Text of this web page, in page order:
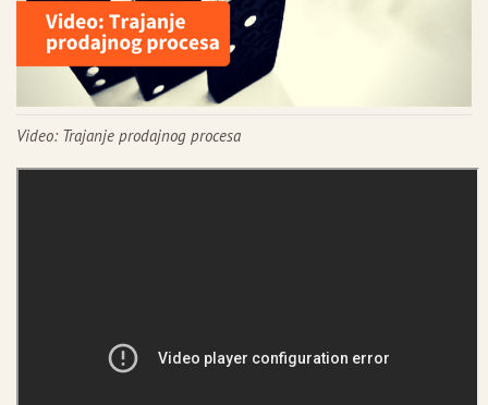
Video: Trajanje prodajnog procesa